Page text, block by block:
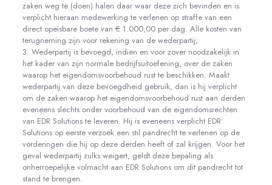
zaken weg te (doen) halen daar waar deze zich bevinden en is
verplicht hieraan medewerking te verlenen op straffe van een
direct opeisbare boete van € 1.000,00 per dag. Alle kosten van
terugneming zijn voor rekening van de wederpartij;
3. Wederpartij is bevoegd, indien en voor zover noodzakelijk in
het kader van zijn normale bedrijfsuitoefening, over de zaken
waarop het eigendomsvoorbehoud rust te beschikken. Maakt
wederpartij van deze bevoegdheid gebruik, dan is hij verplicht
om de zaken waarop het eigendomsvoorbehoud rust aan derden
eveneens slechts onder voorbehoud van de eigendomsrechten
van EDR Solutions te leveren. Hij is eveneens verplicht EDR
Solutions op eerste verzoek een stil pandrecht te verlenen op de
vorderingen die hij op deze derden heeft of zal krijgen. Voor het
geval wederpartij zulks weigert, geldt deze bepaling als
onherroepelijke volmacht aan EDR Solutions om dit pandrecht tot
stand te brengen.